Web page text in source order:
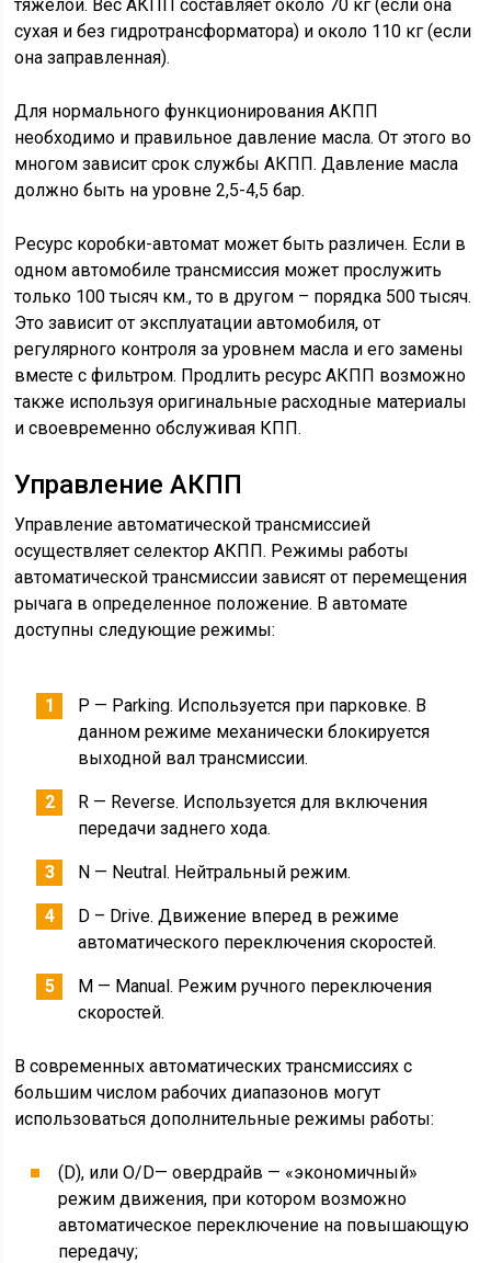
тяжелой. Вес АКПП составляет около 70 кг (если она
сухая и без гидротрансформатора) и около 110 кг (если
она заправленная).
Для нормального функционирования АКПП
необходимо и правильное давление масла. От этого во
многом зависит срок службы АКПП. Давление масла
должно быть на уровне 2,5-4,5 бар.
Ресурс коробки-автомат может быть различен. Если в
одном автомобиле трансмиссия может прослужить
только 100 тысяч км., то в другом – порядка 500 тысяч.
Это зависит от эксплуатации автомобиля, от
регулярного контроля за уровнем масла и его замены
вместе с фильтром. Продлить ресурс АКПП возможно
также используя оригинальные расходные материалы
и своевременно обслуживая КПП.
Управление АКПП
Управление автоматической трансмиссией
осуществляет селектор АКПП. Режимы работы
автоматической трансмиссии зависят от перемещения
рычага в определенное положение. В автомате
доступны следующие режимы:
Р — Parking. Используется при парковке. В
данном режиме механически блокируется
выходной вал трансмиссии.
R — Reverse. Используется для включения
передачи заднего хода.
N — Neutral. Нейтральный режим.
D – Drive. Движение вперед в режиме
автоматического переключения скоростей.
M — Manual. Режим ручного переключения
скоростей.
В современных автоматических трансмиссиях с
большим числом рабочих диапазонов могут
использоваться дополнительные режимы работы:
(D), или O/D— овердрайв — «экономичный»
режим движения, при котором возможно
автоматическое переключение на повышающую
передачу;